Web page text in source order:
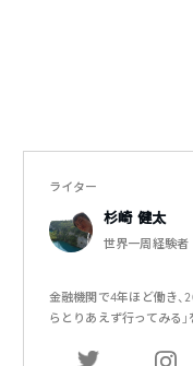
ライター
杉崎 健太
世界一周経験者
金融機関で4年ほど働き、
らとりあえず行ってみる」